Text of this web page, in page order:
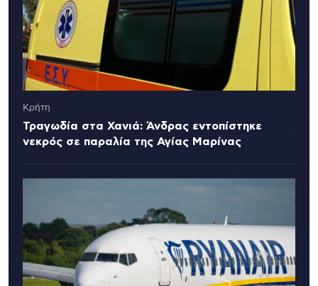
Κρήτη
Τραγωδία στα Χανιά: Άνδρας εντοπίστηκε
νεκρός σε παραλία της Αγίας Μαρίνας